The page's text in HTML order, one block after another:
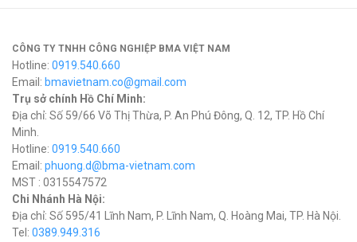
CÔNG TY TNHH CÔNG NGHIỆP BMA VIỆT NAM
Hotline: 0919.540.660
Email: bmavietnam.co@gmail.com
Trụ sở chính Hồ Chí Minh:
Địa chỉ: Số 59/66 Võ Thị Thừa, P. An Phú Đông, Q. 12, TP. Hồ Chí
Minh.
Hotline: 0919.540.660
Email: phuong.d@bma-vietnam.com
MST : 0315547572
Chi Nhánh Hà Nội:
Địa chỉ: Số 595/41 Lĩnh Nam, P. Lĩnh Nam, Q. Hoàng Mai, TP. Hà Nội.
Tel: 0389.949.316